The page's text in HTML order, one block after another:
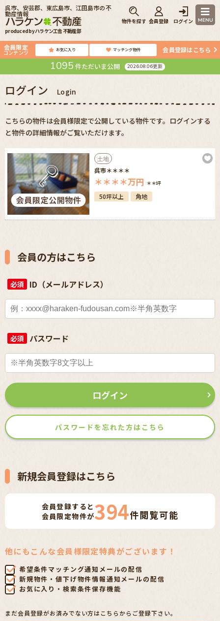
produced by ハラケン工舎 不動産部
呉市、安芸郡、東広島市、江田島市の不
動産情報
物件を探す 会員登録 ログイン MENU
会員限定
コンテンツ お気に入り マッチング物件 会員登録はこちら
1095 件ただいま公開 2026.08.06更新
ログイン Login
こちらの物件は会員様限定で公開している物件です。ログインする
と物件の詳細情報がご覧いただけます。
土地
呉市＊＊＊＊
＊＊＊＊万円 ＊＊坪
50坪以上 角地
会員の方はこちら
必須 ID（メールアドレス）
必須 パスワード
ログイン
パスワードを忘れた方はこちら
新規会員登録はこちら
会員登録すると
会員限定物件が394件閲覧可能
他にもこんな会員様限定特典がございます！
希望条件マッチング通知メールの配信
新規物件・値下げ物件情報通知メールの配信
お気に入り・検索条件保存機能
まだ会員登録がお済みでない方はこちらからご登録下さい。